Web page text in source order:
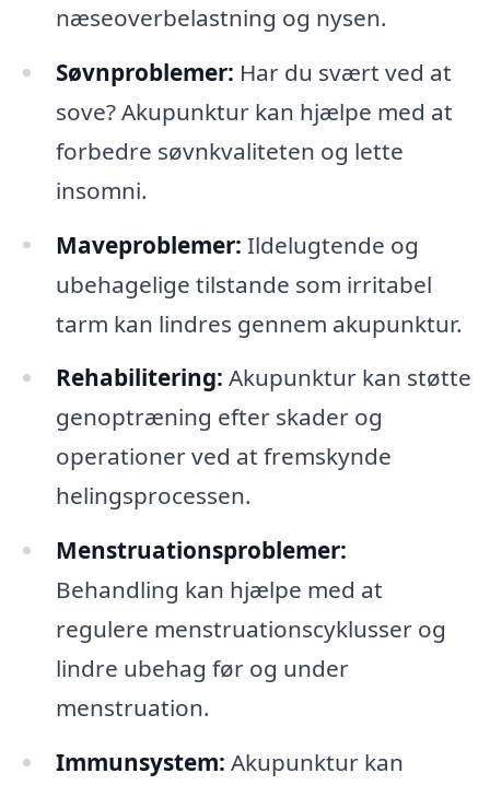
næseoverbelastning og nysen.
Søvnproblemer: Har du svært ved at
sove? Akupunktur kan hjælpe med at
forbedre søvnkvaliteten og lette
insomni.
Maveproblemer: Ildelugtende og
ubehagelige tilstande som irritabel
tarm kan lindres gennem akupunktur.
Rehabilitering: Akupunktur kan støtte
genoptræning efter skader og
operationer ved at fremskynde
helingsprocessen.
Menstruationsproblemer:
Behandling kan hjælpe med at
regulere menstruationscyklusser og
lindre ubehag før og under
menstruation.
Immunsystem: Akupunktur kan